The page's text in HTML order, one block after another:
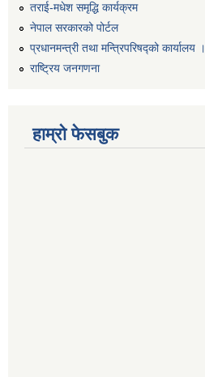
तराई-मधेश समृद्धि कार्यक्रम
नेपाल सरकारको पोर्टल
प्रधानमन्त्री तथा मन्त्रिपरिषद्को कार्यालय ।
राष्ट्रिय जनगणना
हाम्रो फेसबुक